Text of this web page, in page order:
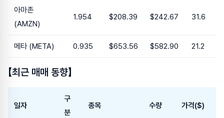
아마존
(AMZN)
1.954 $208.39 $242.67 31.6
메타 (META) 0.935 $653.56 $582.90 21.2
【최근 매매 동향】
일자
구
분
종목 수량 가격($)